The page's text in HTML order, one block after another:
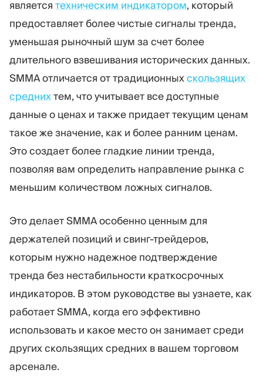
является техническим индикатором, который
предоставляет более чистые сигналы тренда,
уменьшая рыночный шум за счет более
длительного взвешивания исторических данных.
SMMA отличается от традиционныхскользящих
среднихтем, что учитывает все доступные
данные о ценах и также придает текущим ценам
такое же значение, как и более ранним ценам.
Это создает более гладкие линии тренда,
позволяя вам определить направление рынка с
меньшим количеством ложных сигналов.
Это делает SMMA особенно ценным для
держателей позиций и свинг-трейдеров,
которым нужно надежное подтверждение
тренда без нестабильности краткосрочных
индикаторов. В этом руководстве вы узнаете, как
работает SMMA, когда его эффективно
использовать и какое место он занимает среди
других скользящих средних в вашем торговом
арсенале.
Торговая платформа Back-office
РЕСУРСЫ
Руководство по
маркетингу
Блог
Словарь терминов
Калькулятор прибыли
Бизнес План
ЕЩЁ
О нас
Команда
События
Цифры
Карьера
Устойчивость
ПОДПИШИТЕСЬ НА НАС